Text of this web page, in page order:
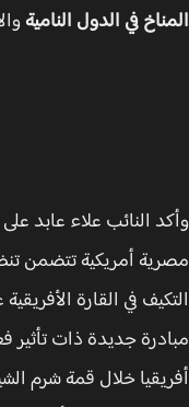
في الدول النامية
النائب علاء عابد على
أمريكية تتضمن
في القارة الأفريقية
جديدة ذات تأثير
خلال قمة شرم